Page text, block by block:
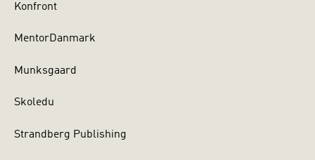
Konfront
MentorDanmark
Munksgaard
Skoledu
Strandberg Publishing